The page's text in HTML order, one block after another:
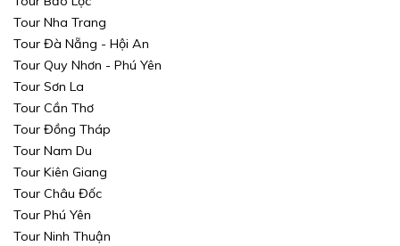
Tour Nha Trang
Tour Đà Nẵng - Hội An
Tour Quy Nhơn - Phú Yên
Tour Sơn La
Tour Cần Thơ
Tour Đồng Tháp
Tour Nam Du
Tour Kiên Giang
Tour Châu Đốc
Tour Phú Yên
Tour Ninh Thuận